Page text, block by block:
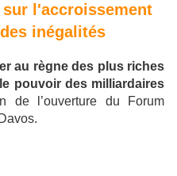
l'accroissement
inégalités
au règne des plus riches
pouvoir des milliardaires
de l’ouverture du Forum